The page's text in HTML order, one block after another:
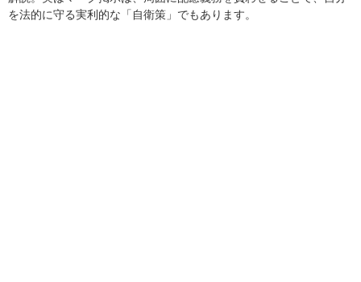
を法的に守る実利的な「自衛策」でもあります。